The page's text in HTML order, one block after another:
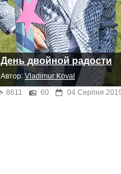
День двойной радости
Автор:Vladimur Koval
8611
60 04 Серпня